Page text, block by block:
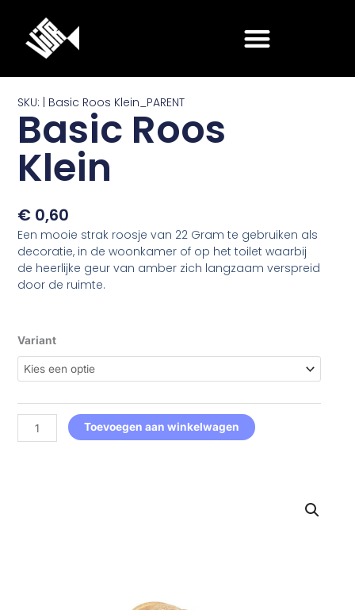
SKU: | Basic Roos Klein_PARENT
Basic Roos
Klein
€ 0,60
Een mooie strak roosje van 22 Gram te gebruiken als
decoratie, in de woonkamer of op het toilet waarbij
de heerlijke geur van amber zich langzaam verspreid
door de ruimte.
Variant
Basic
Roos
Klein
Toevoegen aan winkelwagen